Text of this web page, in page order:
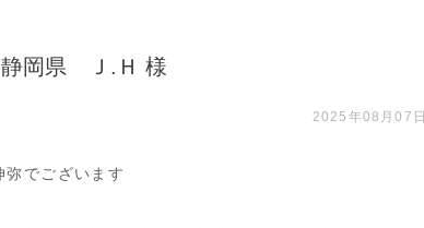
静岡県 Ｊ.Ｈ 様
2025年08月07日
でございます